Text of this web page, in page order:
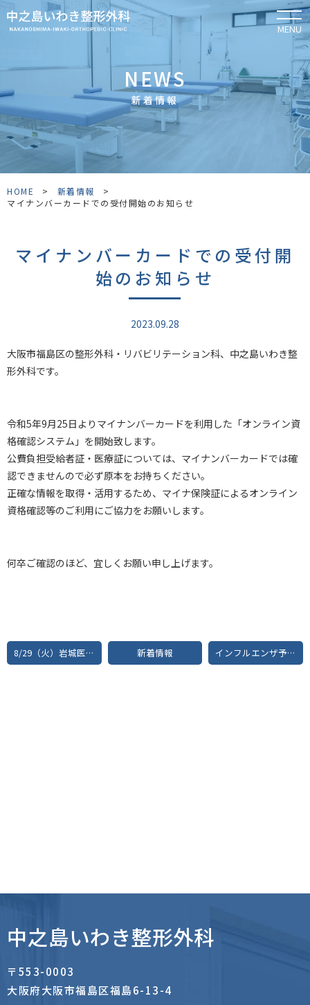
MENU
NEWS
新着情報
HOME > 新着情報
>
マイナンバーカードでの受付開始のお知らせ
マイナンバーカードでの受付開
始のお知らせ
2023.09.28
大阪市福島区の整形外科・リバビリテーション科、中之島いわき整
形外科です。
令和5年9月25日よりマイナンバーカードを利用した「オンライン資
格確認システム」を開始致します。
公費負担受給者証・医療証については、マイナンバーカードでは確
認できませんので必ず原本をお持ちください。
正確な情報を取得・活用するため、マイナ保険証によるオンライン
資格確認等のご利用にご協力をお願いします。
何卒ご確認のほど、宜しくお願い申し上げます。
8/29（火）岩城医師の午後診は休診となります 新着情報 インフルエンザ予防接種予約を開始しました
中之島いわき整形外科
〒553-0003
大阪府大阪市福島区福島6-13-4